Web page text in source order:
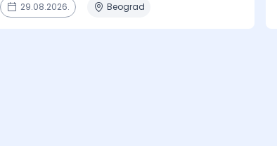
29.08.2026. Beograd